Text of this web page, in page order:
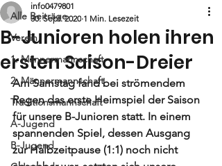
Alle Beiträge
Verein
1. Männermannschaft
2. Männermannschaft
Traditionsmannschaft
A-Jugend
B-Jugend
B-Junioren holen ihren
ersten Saison-Dreier
info0479801
30. Sept. 2020 1 Min. Lesezeit
Am Samstag fand bei strömendem
Regen das erste Heimspiel der Saison
für unsere B-Junioren statt. In einem
spannenden Spiel, dessen Ausgang
zur Halbzeitpause (1:1) noch nicht